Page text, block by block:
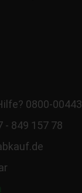
0800-
- 849 157 78